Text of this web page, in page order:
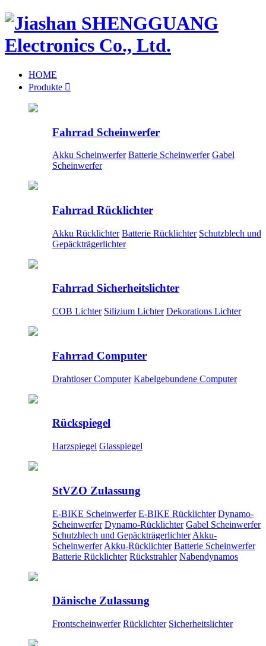
HOME
Produkte 
Fahrrad Scheinwerfer
Akku Scheinwerfer Batterie Scheinwerfer Gabel
Scheinwerfer
Fahrrad Rücklichter
Akku Rücklichter Batterie Rücklichter Schutzblech und
Gepäckträgerlichter
Fahrrad Sicherheitslichter
COB Lichter Silizium Lichter Dekorations Lichter
Fahrrad Computer
Drahtloser Computer Kabelgebundene Computer
Rückspiegel
Harzspiegel Glasspiegel
StVZO Zulassung
E-BIKE Scheinwerfer E-BIKE Rücklichter Dynamo-
Scheinwerfer Dynamo-Rücklichter Gabel Scheinwerfer
Schutzblech und Gepäckträgerlichter Akku-
Scheinwerfer Akku-Rücklichter Batterie Scheinwerfer
Batterie Rücklichter Rückstrahler Nabendynamos
Dänische Zulassung
Frontscheinwerfer Rücklichter Sicherheitslichter